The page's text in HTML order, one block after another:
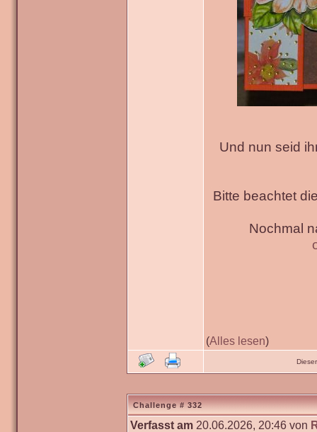
Und nun seid
Bitte beachtet
Nochmal
(Alles lesen)
Challenge # 332
Verfasst am 20.06.2026, 20:46 von